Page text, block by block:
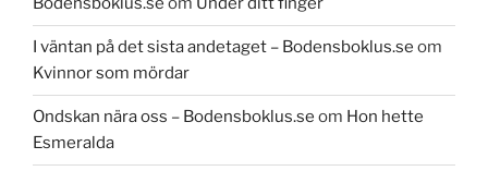
I väntan på det sista andetaget – Bodensboklus.se om
Kvinnor som mördar
Ondskan nära oss – Bodensboklus.se om Hon hette
Esmeralda